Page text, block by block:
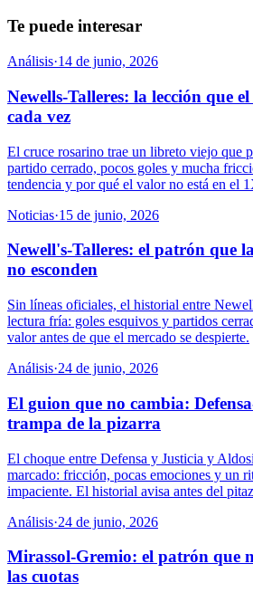
Te puede interesar
Análisis·14 de junio, 2026
Newells-Talleres: la lección que
cada vez
El cruce rosarino trae un libreto viejo que
partido cerrado, pocos goles y mucha
tendencia y por qué el valor no está en el
Noticias·15 de junio, 2026
Newell's-Talleres: el patrón que
no esconden
Sin líneas oficiales, el historial entre
lectura fría: goles esquivos y partidos
valor antes de que el mercado se despierte.
Análisis·24 de junio, 2026
El guion que no cambia:
trampa de la pizarra
El choque entre Defensa y Justicia y
marcado: fricción, pocas emociones y un
impaciente. El historial avisa antes del
Análisis·24 de junio, 2026
Mirassol-Gremio: el patrón que
las cuotas